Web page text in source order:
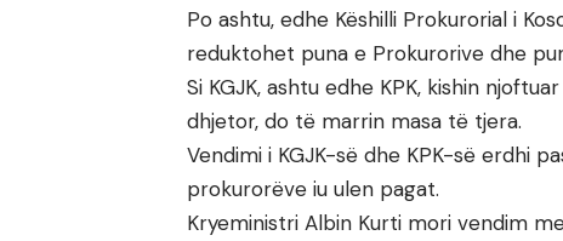
Po ashtu, edhe Këshilli Prokurorial i
reduktohet puna e Prokurorive dhe
Si KGJK, ashtu edhe KPK, kishin
dhjetor, do të marrin masa të tjera.
Vendimi i KGJK-së dhe KPK-së erdhi
prokurorëve iu ulen pagat.
Kryeministri Albin Kurti mori vendim